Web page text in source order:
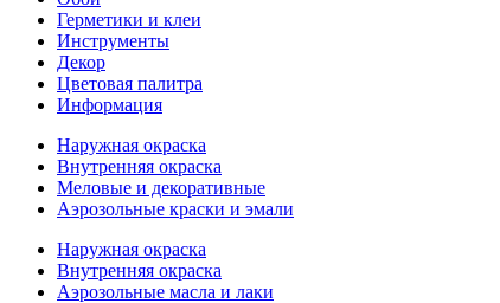
Герметики и клеи
Инструменты
Декор
Цветовая палитра
Информация
Наружная окраска
Внутренняя окраска
Меловые и декоративные
Аэрозольные краски и эмали
Наружная окраска
Внутренняя окраска
Аэрозольные масла и лаки